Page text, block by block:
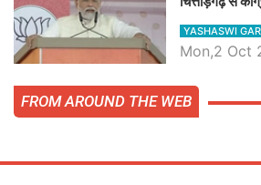
मोदी, जाने
बातें, देखें वीडियो
YASHASWI
Mon,2 Oct
FROM AROUND THE WEB